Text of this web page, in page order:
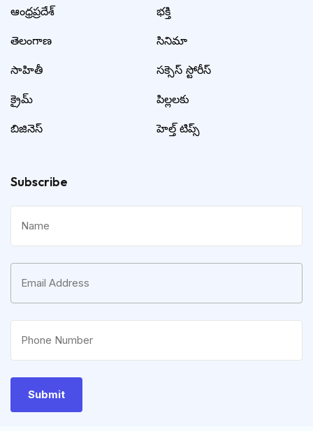
ఆంధ్రప్రదేశ్
తెలంగాణ
సాహితీ
క్రైమ్
బిజినెస్
భక్తి
సినిమా
సక్సెస్ స్టోరీస్
పిల్లలకు
హెల్త్ టిప్స్
Subscribe